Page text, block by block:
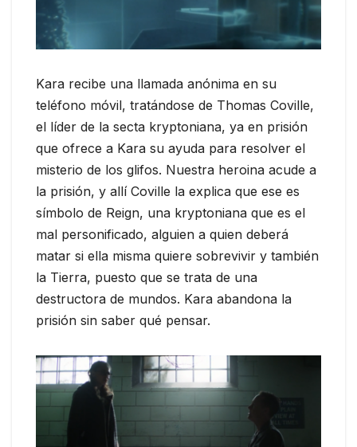
Kara recibe una llamada anónima en su
teléfono móvil, tratándose de Thomas Coville,
el líder de la secta kryptoniana, ya en prisión
que ofrece a Kara su ayuda para resolver el
misterio de los glifos. Nuestra heroina acude a
la prisión, y allí Coville la explica que ese es
símbolo de Reign, una kryptoniana que es el
mal personificado, alguien a quien deberá
matar si ella misma quiere sobrevivir y también
la Tierra, puesto que se trata de una
destructora de mundos. Kara abandona la
prisión sin saber qué pensar.